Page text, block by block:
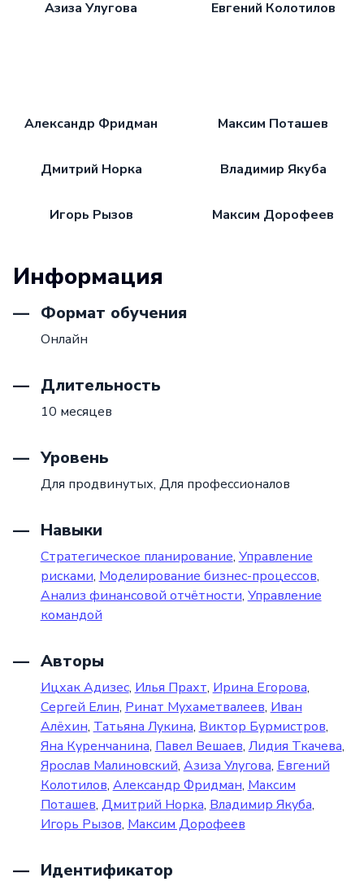
Азиза Улугова Евгений Колотилов
Александр Фридман Максим Поташев
Дмитрий Норка Владимир Якуба
Игорь Рызов Максим Дорофеев
Информация
Формат обучения
Онлайн
Длительность
10 месяцев
Уровень
Для продвинутых, Для профессионалов
Навыки
Стратегическое планирование, Управление
рисками, Моделирование бизнес-процессов,
Анализ финансовой отчётности, Управление
командой
Авторы
Ицхак Адизес, Илья Прахт, Ирина Егорова,
Сергей Елин, Ринат Мухаметвалеев, Иван
Алёхин, Татьяна Лукина, Виктор Бурмистров,
Яна Куренчанина, Павел Вешаев, Лидия Ткачева,
Ярослав Малиновский, Азиза Улугова, Евгений
Колотилов, Александр Фридман, Максим
Поташев, Дмитрий Норка, Владимир Якуба,
Игорь Рызов, Максим Дорофеев
Идентификатор